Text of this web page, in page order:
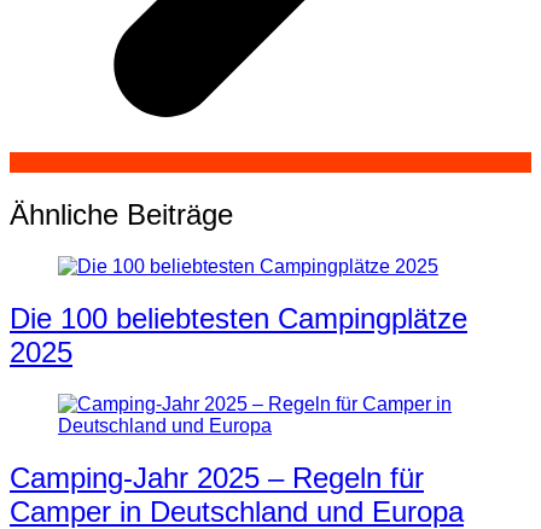
Ähnliche Beiträge
Die 100 beliebtesten Campingplätze
2025
Camping-Jahr 2025 – Regeln für
Camper in Deutschland und Europa